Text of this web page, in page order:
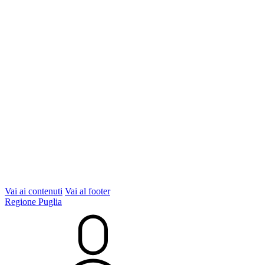
Vai ai contenuti Vai al footer
Regione Puglia